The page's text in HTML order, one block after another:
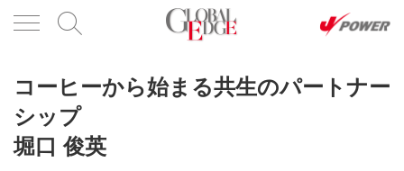
コーヒーから始まる共生のパートナー
シップ
堀口 俊英